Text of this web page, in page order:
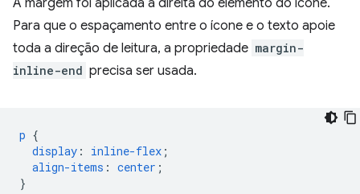
Para que o espaçamento entre o ícone e o texto apoie
toda a direção de leitura, a propriedade margin-
inline-end precisa ser usada.
p {
display : inline-flex ;
align-items : center ;
}